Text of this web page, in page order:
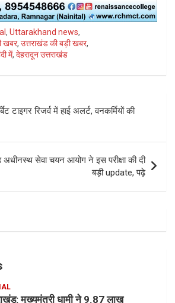
, Uttarakhand news,
खबर, उत्तराखंड की बड़ी खबर,
में, देहरादून उत्तराखंड
टाइगर रिजर्व में हाई अलर्ट, वनकर्मियों की
सेवा चयन आयोग ने इस परीक्षा की दी
बड़ी update, पढ़े
मुख्यमंत्री धामी ने 9.87 लाख